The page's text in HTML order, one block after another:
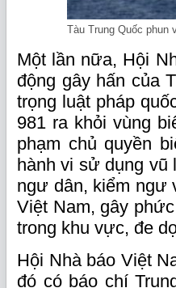
Tàu Trung Quốc phun
Một lần nữa, Hội
động gây hấn của
trọng luật pháp
981 ra khỏi vùng
phạm chủ quyền
hành vi sử dụng vũ
ngư dân, kiểm ngư
Việt Nam, gây
trong khu vực, đe
Hội Nhà báo Việt
đó có báo chí